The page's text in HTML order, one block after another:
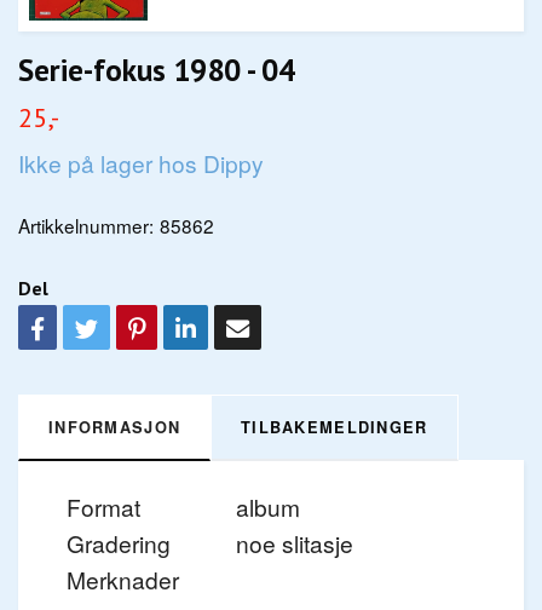
Serie-fokus 1980 - 04
25,-
Ikke på lager hos Dippy
Artikkelnummer: 85862
Del
INFORMASJON TILBAKEMELDINGER
Format
album
Gradering
noe slitasje
Merknader